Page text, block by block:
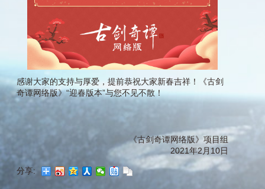
感谢大家的支持与厚爱，提前恭祝大家新春吉祥！《古剑
奇谭网络版》“迎春版本”与您不见不散！
《古剑奇谭网络版》项目组
2021年2月10日
分享: